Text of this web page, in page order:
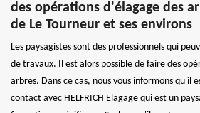
des opérations d'élagage des
de Le Tourneur et ses environs
Les paysagistes sont des professionnels qui
de travaux. Il est alors possible de faire des
arbres. Dans ce cas, nous vous informons qu'il
contact avec HELFRICH Elagage qui est un